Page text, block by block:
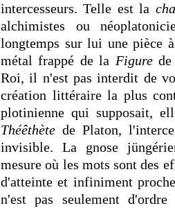
intercesseurs. Telle est la
alchimistes ou
longtemps sur lui une pièce
métal frappé de la Figurede
Roi, il n'est pas interdit de
création littéraire la plus
plotinienne qui supposait,
Théêthète de Platon,
invisible. La gnose
mesure où les mots sont des
d'atteinte et infiniment
n'est pas seulement